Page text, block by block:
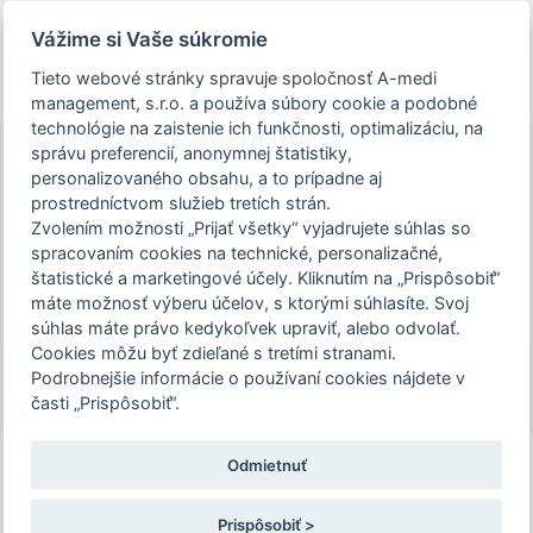
Toggle
navigation
REGISTRÁCIA
Podujatie Vzdelávanie budúcich expertov
medicíny v špecializačnom odbore
gastroenterológia „VNEMY" 2026 je určené
len pre zdravotníckych pracovníkov. Pre
pokračovanie na stránku podujatia,
potvrďte prosím, že ste zdravotníckym
pracovníkom, alebo zvoľte možnosť
"Nepokračovať na stránku podujatia".
Vzdelávanie budúcich
expertov medicíny v
špecializačnom odbore
gastroenterológia „VNEMY"
2026
29. – 30. 10. 2026 | Hotel Jánošík Jánošíkovo
nábrežie 1, 031 01 Liptovský Mikuláš
Vnemy 2025 si môžete pozrieťTU
Vážime si Vaše súkromie
Tieto webové stránky spravuje spoločnosť A-medi
management, s.r.o. a používa súbory cookie a podobné
technológie na zaistenie ich funkčnosti, optimalizáciu, na
správu preferencií, anonymnej štatistiky,
personalizovaného obsahu, a to prípadne aj
prostredníctvom služieb tretích strán.
Zvolením možnosti „Prijať všetky“ vyjadrujete súhlas so
spracovaním cookies na technické, personalizačné,
štatistické a marketingové účely. Kliknutím na „Prispôsobiť“
máte možnosť výberu účelov, s ktorými súhlasíte. Svoj
súhlas máte právo kedykoľvek upraviť, alebo odvolať.
Cookies môžu byť zdieľané s tretími stranami.
Podrobnejšie informácie o používaní cookies nájdete v
časti „Prispôsobiť“.
Odmietnuť
Prispôsobiť >